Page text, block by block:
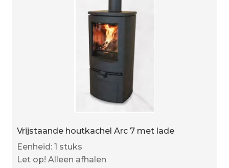
Vrijstaande houtkachel Arc 7 met lade
Eenheid: 1 stuks
Let op! Alleen afhalen